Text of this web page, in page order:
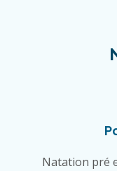
Natation pré